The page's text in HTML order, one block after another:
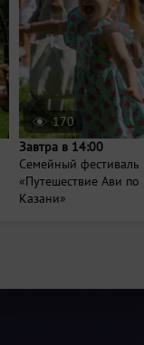
170
Завтра в 14:00
Семейный фестиваль
«Путешествие Ави по
Казани»